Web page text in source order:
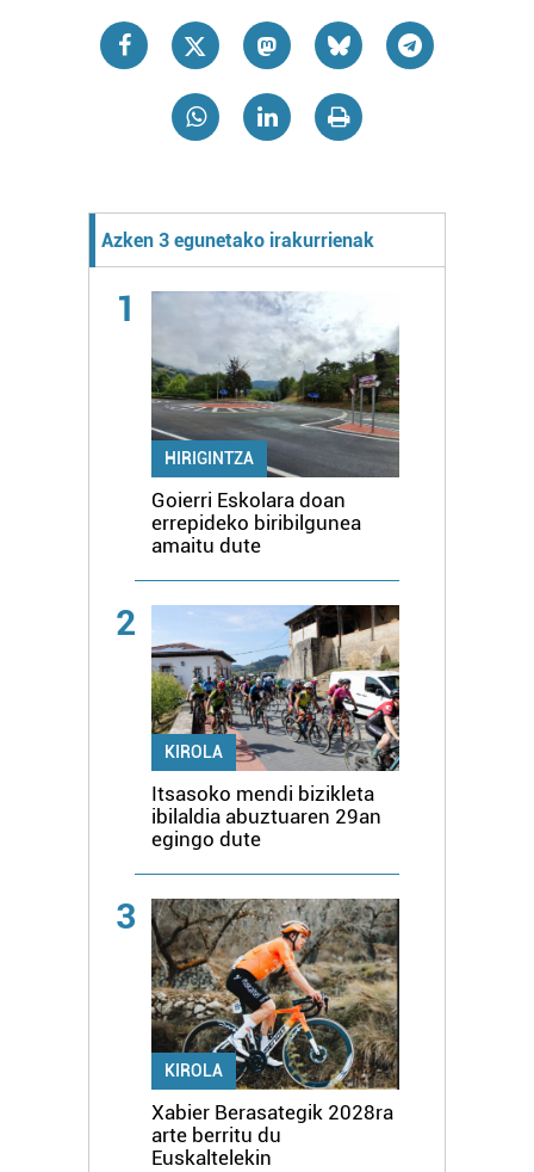
Azken 3 egunetako irakurrienak
1
HIRIGINTZA
Goierri Eskolara doan
errepideko biribilgunea
amaitu dute
2
KIROLA
Itsasoko mendi bizikleta
ibilaldia abuztuaren 29an
egingo dute
3
KIROLA
Xabier Berasategik 2028ra
arte berritu du
Euskaltelekin